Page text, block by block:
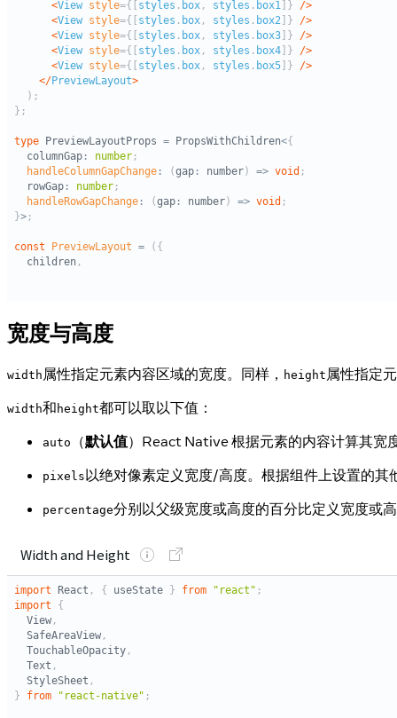
宽度与高度
width 属性指定元素内容区域的宽度。同样， height 属性指定
width和 height都可以取以下值：
auto （默认值）React Native 根据元素的内容计算其宽
pixels以绝对像素定义宽度/高度。根据组件上设置的
percentage分别以父级宽度或高度的百分比定义宽度或